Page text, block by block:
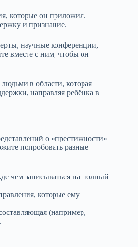
которые он приложил.
и признание.
научные конференции,
вместе с ним, чтобы он
в области, которая
направляя ребёнка в
о «престижности»
попробовать разные
чем записываться на полный
которые ему
(например,